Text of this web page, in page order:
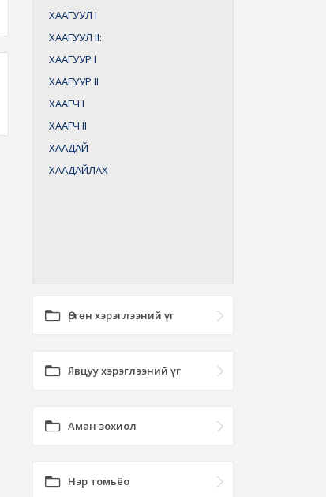
ХААГУУЛ I
ХААГУУЛ II:
ХААГУУР I
ХААГУУР II
ХААГЧ I
ХААГЧ II
ХААДАЙ
ХААДАЙЛАХ
Өргөн хэрэглээний үг
Явцуу хэрэглээний үг
Аман зохиол
Нэр томьёо